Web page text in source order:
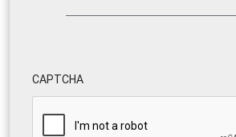
CAPTCHA